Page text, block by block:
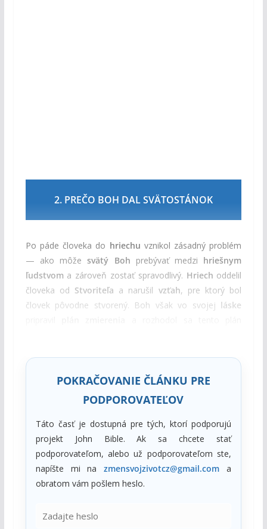
2. PREČO BOH DAL SVÄTOSTÁNOK
Po páde človeka do hriechu vznikol zásadný problém
— ako môžesvätý Boh prebývať medzi hriešnym
ľudstvom a zároveň zostať spravodlivý. Hriech oddelil
človeka od Stvoriteľa a narušil vzťah, pre ktorý bol
človek pôvodne stvorený. Boh však vo svojej láske
POKRAČOVANIE ČLÁNKU PRE
PODPOROVATEĽOV
Táto časť je dostupná pre tých, ktorí podporujú
projekt John Bible. Ak sa chcete stať
podporovateľom, alebo už podporovateľom ste,
napíšte mi nazmensvojzivotcz@gmail.com a
obratom vám pošlem heslo.